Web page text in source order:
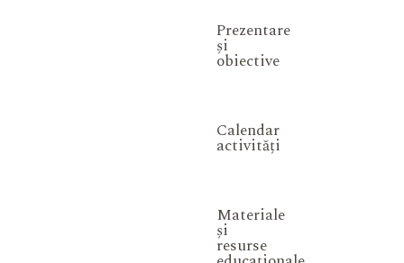
Prezentare
și
obiective
Calendar
activități
Materiale
și
resurse